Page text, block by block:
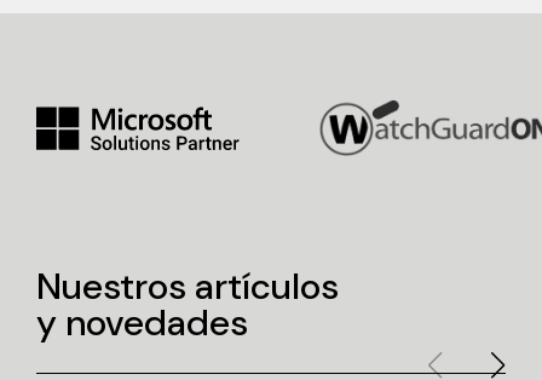
Nuestros artículos
y novedades